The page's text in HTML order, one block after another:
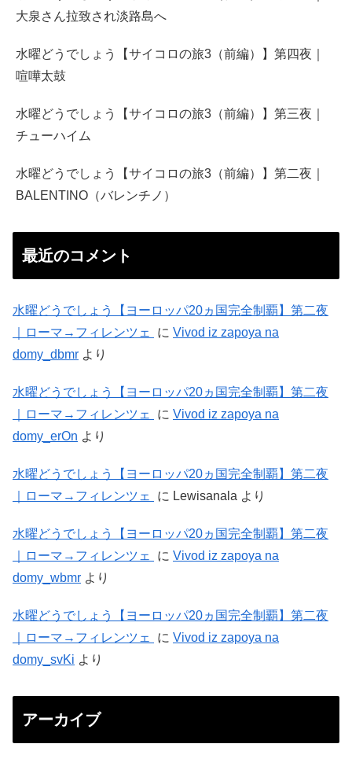
大泉さん拉致され淡路島へ
水曜どうでしょう【サイコロの旅3（前編）】第四夜｜
喧嘩太鼓
水曜どうでしょう【サイコロの旅3（前編）】第三夜｜
チューハイム
水曜どうでしょう【サイコロの旅3（前編）】第二夜｜
BALENTINO（バレンチノ）
最近のコメント
水曜どうでしょう【ヨーロッパ20ヵ国完全制覇】第二夜
｜ローマ→フィレンツェ
に Vivod iz zapoya na
domy_dbmr より
水曜どうでしょう【ヨーロッパ20ヵ国完全制覇】第二夜
｜ローマ→フィレンツェ
に Vivod iz zapoya na
domy_erOn より
水曜どうでしょう【ヨーロッパ20ヵ国完全制覇】第二夜
｜ローマ→フィレンツェ
に Lewisanala より
水曜どうでしょう【ヨーロッパ20ヵ国完全制覇】第二夜
｜ローマ→フィレンツェ
に Vivod iz zapoya na
domy_wbmr より
水曜どうでしょう【ヨーロッパ20ヵ国完全制覇】第二夜
｜ローマ→フィレンツェ
に Vivod iz zapoya na
domy_svKi より
アーカイブ